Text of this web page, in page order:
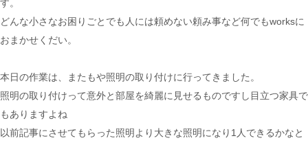
す。
どんな小さなお困りごとでも人には頼めない頼み事など何でもworksに
おまかせくだい。
本日の作業は、またもや照明の取り付けに行ってきました。
照明の取り付けって意外と部屋を綺麗に見せるものですし目立つ家具で
もありますよね
以前記事にさせてもらった照明より大きな照明になり1人できるかなと